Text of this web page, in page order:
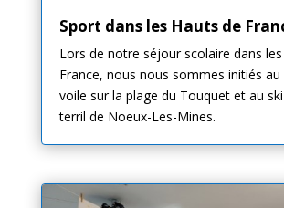
Sport dans les Hauts de
Lors de notre séjour scolaire dans
France, nous nous sommes initiés au
voile sur la plage du Touquet et au
terril de Noeux-Les-Mines.